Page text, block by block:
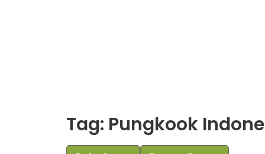
Tag: Pungkook